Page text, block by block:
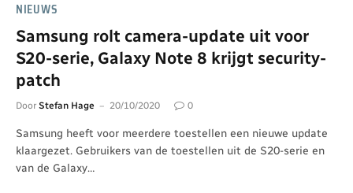
NIEUWS
Samsung rolt camera-update uit voor
S20-serie, Galaxy Note 8 krijgt security-
patch
Door Stefan Hage 20/10/2020 0
Samsung heeft voor meerdere toestellen een nieuwe update
klaargezet. Gebruikers van de toestellen uit de S20-serie en
van de Galaxy…